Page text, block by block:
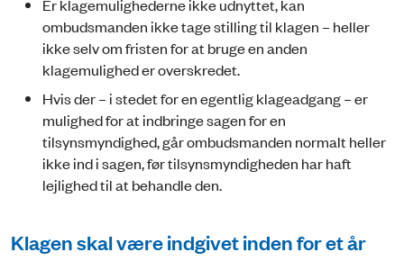
Er klagemulighederne ikke udnyttet, kan
ombudsmanden ikke tage stilling til klagen – heller
ikke selv om fristen for at bruge en anden
klagemulighed er overskredet.
Hvis der – i stedet for en egentlig klageadgang – er
mulighed for at indbringe sagen for en
tilsynsmyndighed, går ombudsmanden normalt heller
ikke ind i sagen, før tilsynsmyndigheden har haft
lejlighed til at behandle den.
Klagen skal være indgivet inden for et år